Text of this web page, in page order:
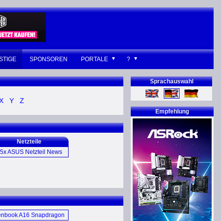
SPONSOREN PORTALE ?
Y Z
Netzteile
ASUS Netzteil News
Thor 1200W Platinum
Netzteil (D)
A16 Snapdragon
Sprachauswahl
Empfehlung